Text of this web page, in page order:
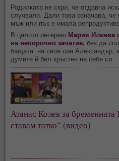
Родилката не скри, че отдавна
случвало. Дали това означава,
мъж или пък е имала
В цялото интервю Мария Илиева
на непорочно зачатие, без да
бащата на своя син Александър,
думите й бил кръстен на себе си.
Атанас Колев за
ставам татко“ (видео)